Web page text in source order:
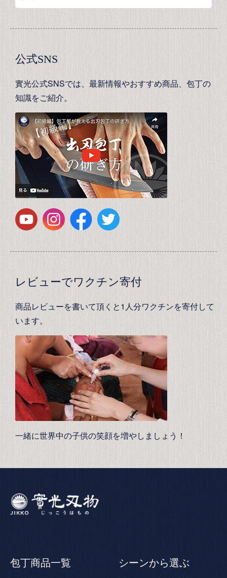
公式SNS
實光公式SNSでは、最新情報やおすすめ商品、包丁の
知識をご紹介。
レビューでワクチン寄付
商品レビューを書いて頂くと1人分ワクチンを寄付して
います。
一緒に世界中の子供の笑顔を増やしましょう！
包丁商品一覧 シーンから選ぶ